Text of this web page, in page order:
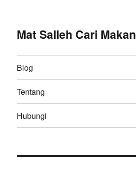
Mat Salleh Cari Makan
Blog
Tentang
Hubungi